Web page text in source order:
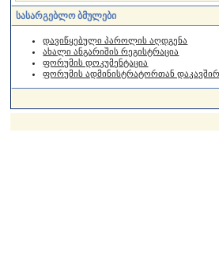
სასარგებლო ბმულები
დავიწყებული პაროლის აღდგენა
ახალი ანგარიშის რეგისტრაცია
ფორუმის დოკუმენტაცია
ფორუმის ადმინისტრატორთან